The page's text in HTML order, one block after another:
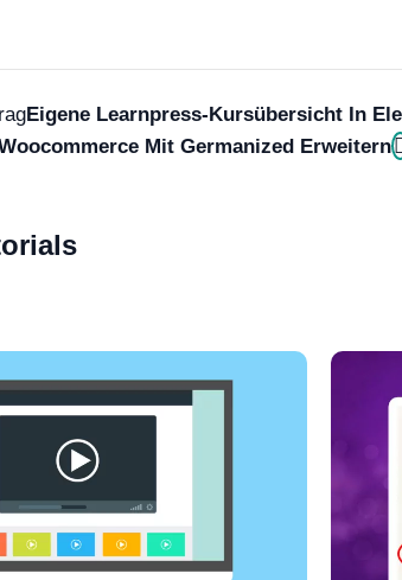
Eigene Learnpress-Kursübersicht In
Mit Germanized Erweitern